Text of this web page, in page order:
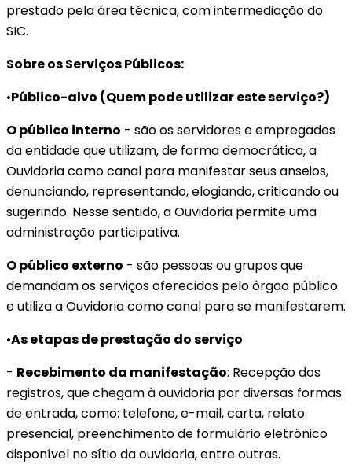
prestado pela área técnica, com intermediação do
SIC.
Sobre os Serviços Públicos:
•Público-alvo (Quem pode utilizar este serviço?)
Opúblico interno - são os servidores e empregados
da entidade que utilizam, de forma democrática, a
Ouvidoria como canal para manifestar seus anseios,
denunciando, representando, elogiando, criticando ou
sugerindo. Nesse sentido, a Ouvidoria permite uma
administração participativa.
O público externo - são pessoas ou grupos que
demandam os serviços oferecidos pelo órgão público
e utiliza a Ouvidoria como canal para se manifestarem.
•As etapas de prestação do serviço
- Recebimento da manifestação: Recepção dos
registros, que chegam à ouvidoria por diversas formas
de entrada, como: telefone, e-mail, carta, relato
presencial, preenchimento de formulário eletrônico
disponível no sítio da ouvidoria, entre outras.